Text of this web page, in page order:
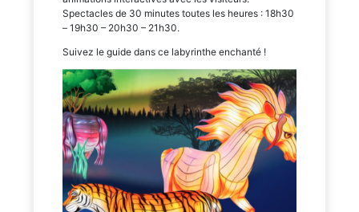
Spectacles de 30 minutes toutes les heures : 18h30
– 19h30 – 20h30 – 21h30.
Suivez le guide dans ce labyrinthe enchanté !